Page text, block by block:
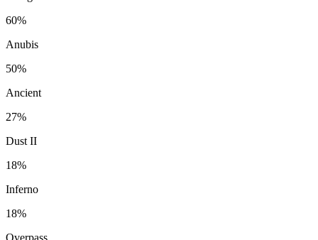
60%
Anubis
50%
Ancient
27%
Dust II
18%
Inferno
18%